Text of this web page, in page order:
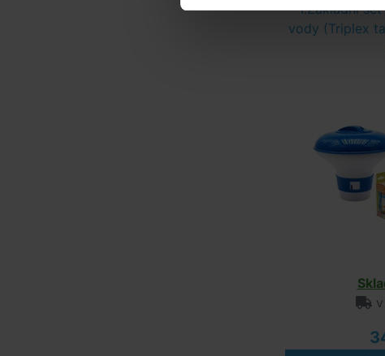
I.Základní
vody (Triplex